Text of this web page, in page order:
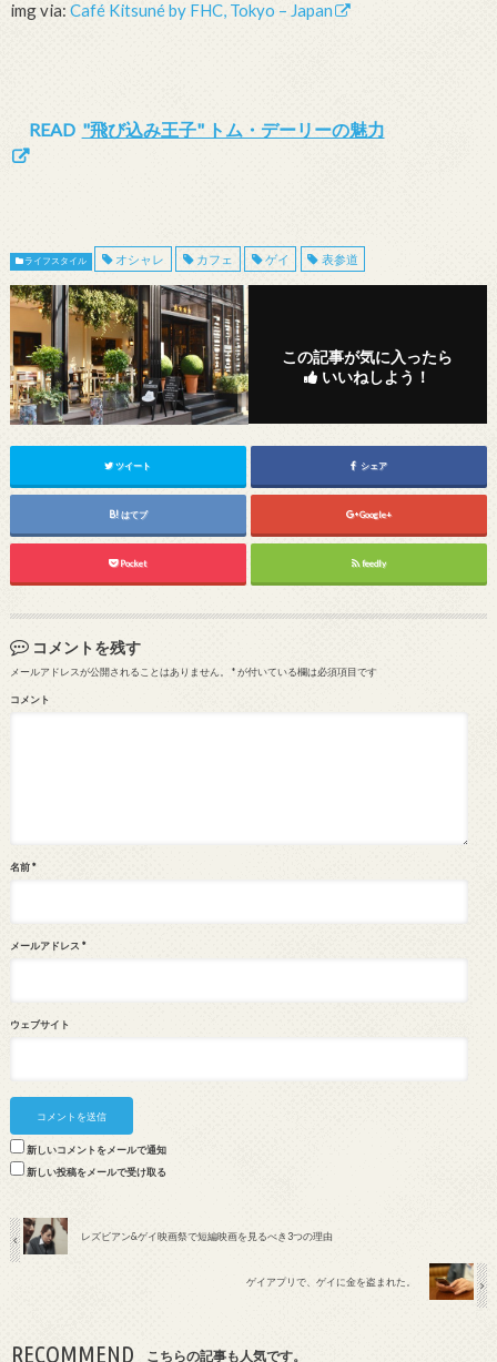
img via: Café Kitsuné by FHC, Tokyo – Japan
READ "飛び込み王子" トム・デーリーの魅力
ライフスタイル オシャレ カフェ ゲイ 表参道
この記事が気に入ったら
いいねしよう！
ツイート シェア
はてブ Google+
Pocket feedly
コメントを残す
メールアドレスが公開されることはありません。 *が付いている欄は必須項目です
コメント
名前 *
メールアドレス *
ウェブサイト
新しいコメントをメールで通知
新しい投稿をメールで受け取る
レズビアン&ゲイ映画祭で短編映画を見るべき3つの理由
ゲイアプリで、ゲイに金を盗まれた。
RECOMMEND こちらの記事も人気です。